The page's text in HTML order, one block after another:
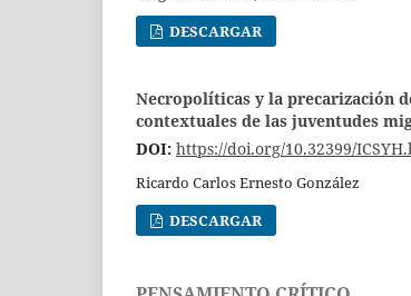
DESCARGAR
Necropolíticas y la precarización
contextuales de las juventudes
DOI: https://doi.org/10.32399/
Ricardo Carlos Ernesto González
DESCARGAR